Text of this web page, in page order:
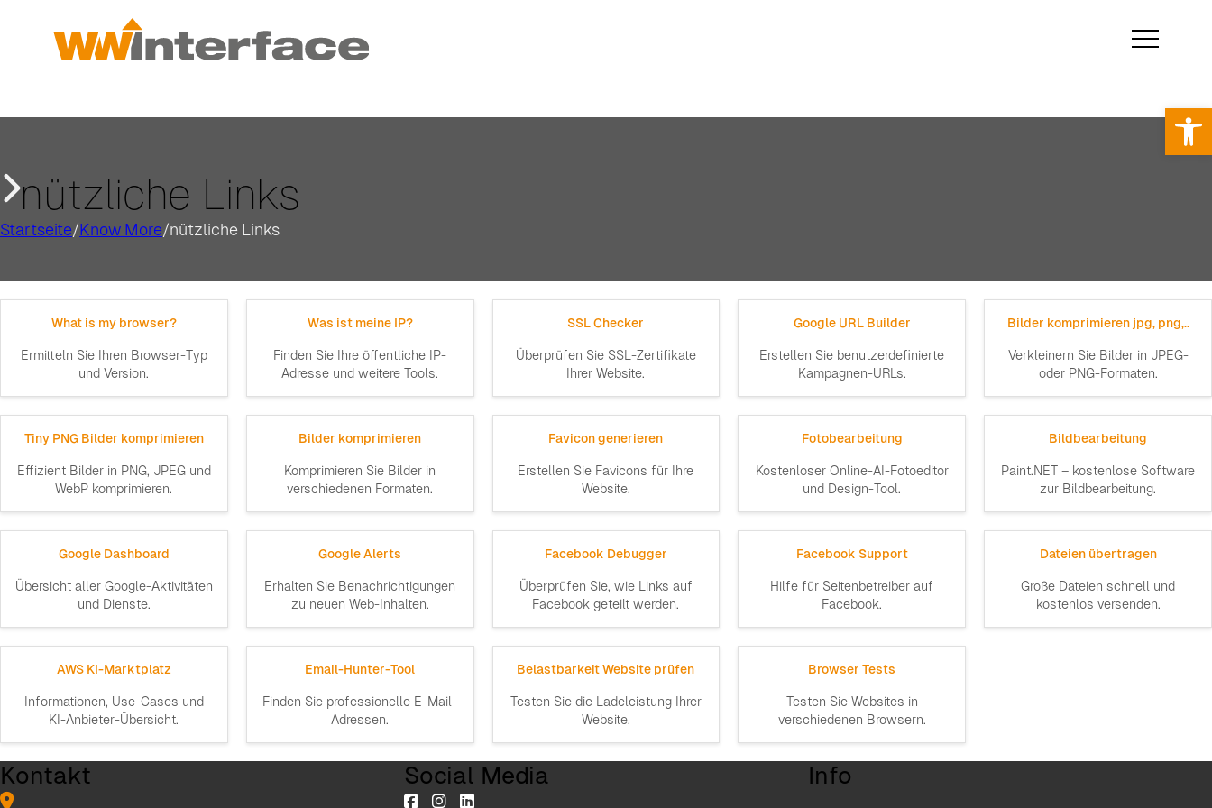
nützliche Links
Startseite/Know More/nützliche Links
What is my browser?
Ermitteln Sie Ihren Browser-Typ
und Version.
Was ist meine IP?
Finden Sie Ihre öffentliche IP-
Adresse und weitere Tools.
SSL Checker
Überprüfen Sie SSL-Zertifikate
Ihrer Website.
Google URL Builder
Erstellen Sie benutzerdefinierte
Kampagnen-URLs.
Bilder komprimieren jpg, png,..
Verkleinern Sie Bilder in JPEG-
oder PNG-Formaten.
Tiny PNG Bilder komprimieren
Effizient Bilder in PNG, JPEG und
WebP komprimieren.
Bilder komprimieren
Komprimieren Sie Bilder in
verschiedenen Formaten.
Favicon generieren
Erstellen Sie Favicons für Ihre
Website.
Fotobearbeitung
Kostenloser Online-AI-Fotoeditor
und Design-Tool.
Bildbearbeitung
Paint.NET – kostenlose Software
zur Bildbearbeitung.
Google Dashboard
Übersicht aller Google-Aktivitäten
und Dienste.
Google Alerts
Erhalten Sie Benachrichtigungen
zu neuen Web-Inhalten.
Facebook Debugger
Überprüfen Sie, wie Links auf
Facebook geteilt werden.
Facebook Support
Hilfe für Seitenbetreiber auf
Facebook.
Dateien übertragen
Große Dateien schnell und
kostenlos versenden.
AWS KI-Marktplatz
Informationen, Use-Cases und
KI-Anbieter-Übersicht.
Email-Hunter-Tool
Finden Sie professionelle E-Mail-
Adressen.
Belastbarkeit Website prüfen
Testen Sie die Ladeleistung Ihrer
Website.
Browser Tests
Testen Sie Websites in
verschiedenen Browsern.
Kontakt Social Media Info